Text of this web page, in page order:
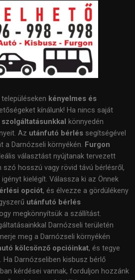
kényelmes és
kínálunk! Ha nincs saját
könnyedén
Az utánfutó bérlés segítségével
a Darnózseli környékén. Furgon
választást nyújtanak tervezett
szó hosszú vagy rövid távú bérlésről,
kielégít. Válassza ki az Önnek
opciót, és élvezze a gördülékeny
utánfutó bérlés
megkönnyítsük a szállítást.
Darnózseli területén
meg a Darnózseli környékén
kölcsönző opcióinkat, és tegye
Darnózseliben kisbusz bérlő
kérdései vannak, forduljon hozzánk